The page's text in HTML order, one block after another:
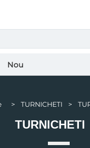
Nou
> TURNICHETI >
TURNICHETI